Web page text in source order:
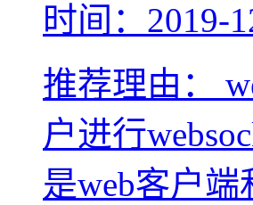
时间：2019-
推荐理由：
户进行
是web客户